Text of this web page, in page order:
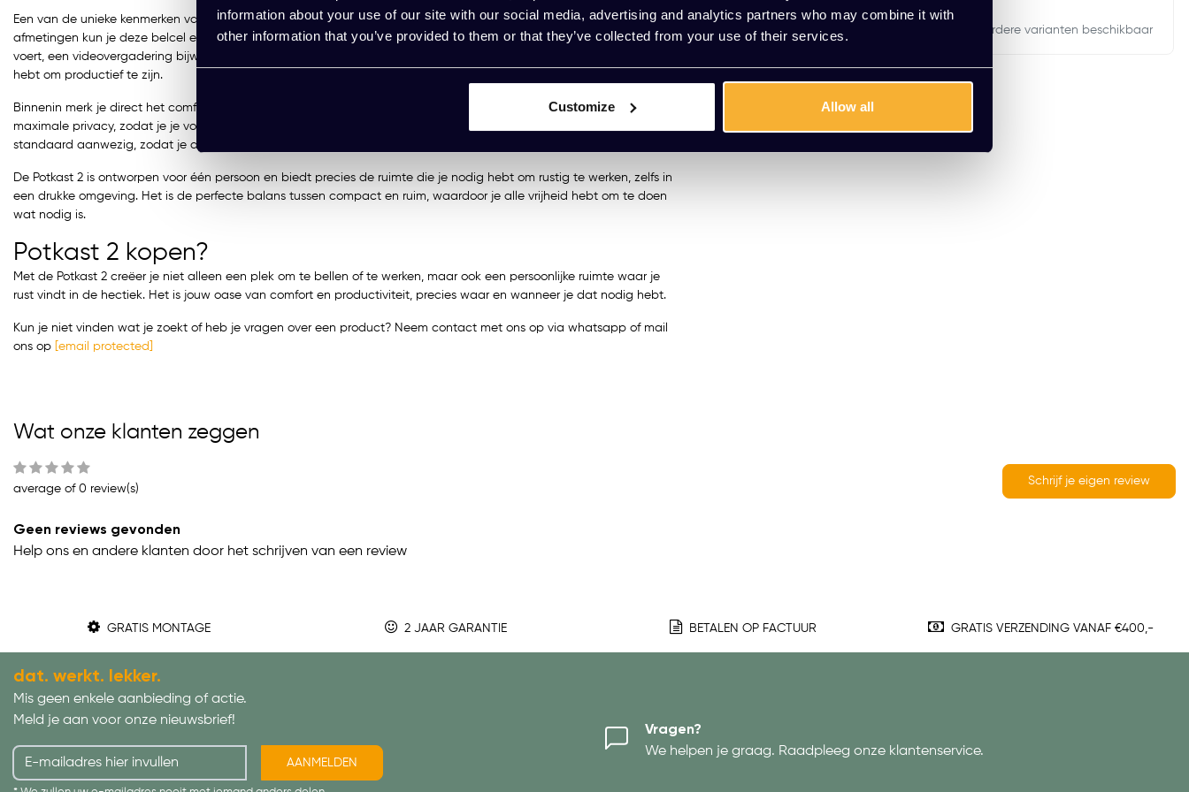
information about your use of our site with our social media, advertising and analytics partners who may combine it with
other information that you’ve provided to them or that they’ve collected from your use of their services.
Customize Allow all
Een van de unieke kenmerken van de Potkast 2 is de mogelijkheid om een bureau toe te voegen. Dankzij de ruimere
afmetingen kun je deze belcel eenvoudig omtoveren tot een multifunctionele werkplek. Of je nu een telefoongesprek
voert, een videovergadering bijwoont, of geconcentreerd aan een project werkt, de Potkast 2 biedt alles wat je nodig
hebt om productief te zijn.
Binnenin merk je direct het comfort en de doordachte details. De geluidsabsorberende materialen zorgen voor
maximale privacy, zodat je je volledig kunt focussen zonder afleiding. Bovendien zijn ventilatie en verlichting
standaard aanwezig, zodat je altijd in een aangename omgeving kunt werken.
De Potkast 2 is ontworpen voor één persoon en biedt precies de ruimte die je nodig hebt om rustig te werken, zelfs in
een drukke omgeving. Het is de perfecte balans tussen compact en ruim, waardoor je alle vrijheid hebt om te doen
wat nodig is.
Potkast 2 kopen?
Met de Potkast 2 creëer je niet alleen een plek om te bellen of te werken, maar ook een persoonlijke ruimte waar je
rust vindt in de hectiek. Het is jouw oase van comfort en productiviteit, precies waar en wanneer je dat nodig hebt.
Kun je niet vinden wat je zoekt of heb je vragen over een product? Neem contact met ons op via whatsapp of mail
ons op [email protected]
Meerdere varianten beschikbaar Meerdere varianten beschikbaar
Wat onze klanten zeggen
average of 0 review(s)
Schrijf je eigen review
Geen reviews gevonden
Help ons en andere klanten door het schrijven van een review
GRATIS MONTAGE 2 JAAR GARANTIE BETALEN OP FACTUUR GRATIS VERZENDING VANAF €400,-
dat. werkt. lekker.
Mis geen enkele aanbieding of actie.
Meld je aan voor onze nieuwsbrief!
AANMELDEN
Vragen?
We helpen je graag. Raadpleeg onze klantenservice.